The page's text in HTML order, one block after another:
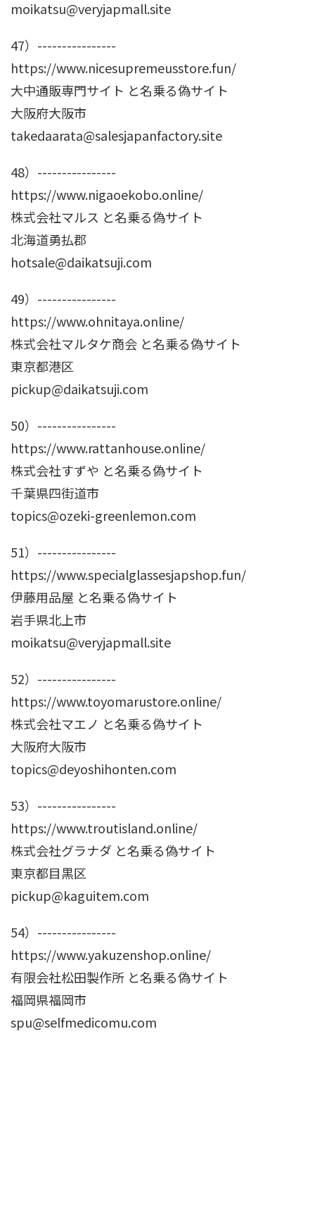
moikatsu@veryjapmall.site
47）----------------
https://www.nicesupremeusstore.fun/
大中通販専門サイト と名乗る偽サイト
大阪府大阪市
takedaarata@salesjapanfactory.site
48）----------------
https://www.nigaoekobo.online/
株式会社マルス と名乗る偽サイト
北海道勇払郡
hotsale@daikatsuji.com
49）----------------
https://www.ohnitaya.online/
株式会社マルタケ商会 と名乗る偽サイト
東京都港区
pickup@daikatsuji.com
50）----------------
https://www.rattanhouse.online/
株式会社すずや と名乗る偽サイト
千葉県四街道市
topics@ozeki-greenlemon.com
51）----------------
https://www.specialglassesjapshop.fun/
伊藤用品屋 と名乗る偽サイト
岩手県北上市
moikatsu@veryjapmall.site
52）----------------
https://www.toyomarustore.online/
株式会社マエノ と名乗る偽サイト
大阪府大阪市
topics@deyoshihonten.com
53）----------------
https://www.troutisland.online/
株式会社グラナダ と名乗る偽サイト
東京都目黒区
pickup@kaguitem.com
54）----------------
https://www.yakuzenshop.online/
有限会社松田製作所 と名乗る偽サイト
福岡県福岡市
spu@selfmedicomu.com